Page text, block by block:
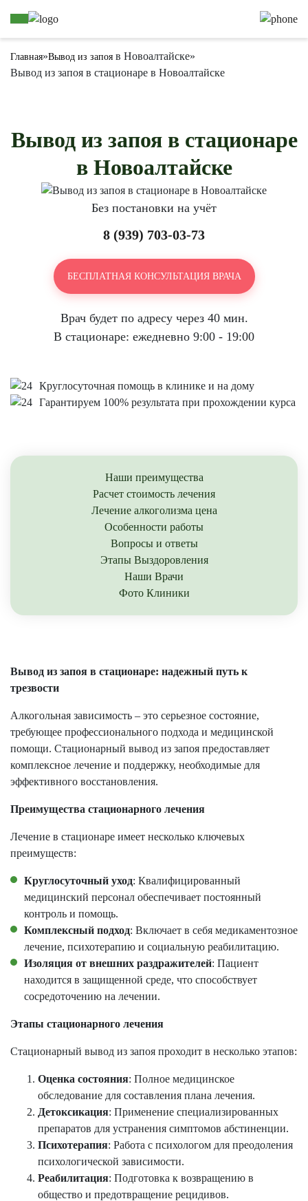
Главная»Вывод из запоя в Новоалтайске»
Вывод из запоя в стационаре в Новоалтайске
Вывод из запоя в стационаре
в Новоалтайске
Без постановки на учёт
8 (939) 703-03-73
БЕСПЛАТНАЯ КОНСУЛЬТАЦИЯ ВРАЧА
Врач будет по адресу через 40 мин.
В стационаре: ежедневно 9:00 - 19:00
Круглосуточная помощь в клинике и на дому
Гарантируем 100% результата при прохождении курса
Наши преимущества
Расчет стоимость лечения
Лечение алкоголизма цена
Особенности работы
Вопросы и ответы
Этапы Выздоровления
Наши Врачи
Фото Клиники
Вывод из запоя в стационаре: надежный путь к
трезвости
Алкогольная зависимость – это серьезное состояние,
требующее профессионального подхода и медицинской
помощи. Стационарный вывод из запоя предоставляет
комплексное лечение и поддержку, необходимые для
эффективного восстановления.
Преимущества стационарного лечения
Лечение в стационаре имеет несколько ключевых
преимуществ:
Круглосуточный уход: Квалифицированный
медицинский персонал обеспечивает постоянный
контроль и помощь.
Комплексный подход: Включает в себя медикаментозное
лечение, психотерапию и социальную реабилитацию.
Изоляция от внешних раздражителей: Пациент
находится в защищенной среде, что способствует
сосредоточению на лечении.
Этапы стационарного лечения
Стационарный вывод из запоя проходит в несколько этапов:
Оценка состояния: Полное медицинское
обследование для составления плана лечения.
Детоксикация: Применение специализированных
препаратов для устранения симптомов абстиненции.
Психотерапия: Работа с психологом для преодоления
психологической зависимости.
Реабилитация: Подготовка к возвращению в
общество и предотвращение рецидивов.